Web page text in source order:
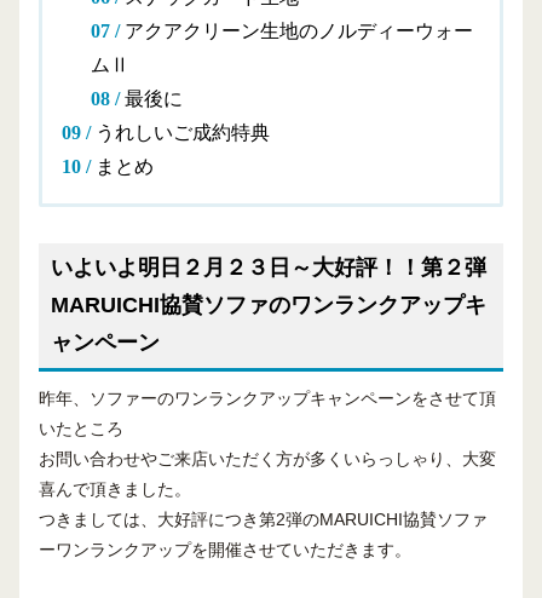
アクアクリーン生地のノルディーウォー
ムⅡ
最後に
うれしいご成約特典
まとめ
いよいよ明日２月２３日～大好評！！第２弾
MARUICHI協賛ソファのワンランクアップキ
ャンペーン
昨年、ソファーのワンランクアップキャンペーンをさせて頂
いたところ
お問い合わせやご来店いただく方が多くいらっしゃり、大変
喜んで頂きました。
つきましては、大好評につき第2弾のMARUICHI協賛ソファ
ーワンランクアップを開催させていただきます。